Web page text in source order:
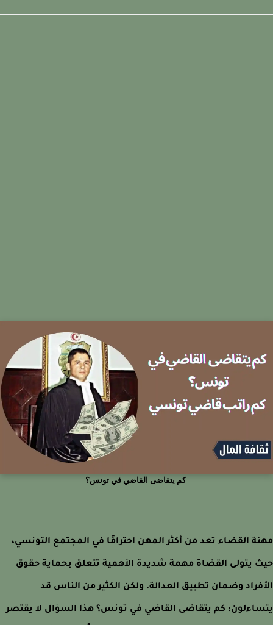
كم يتقاضى القاضي في تونس؟
القضاء تعد من أكثر المهن احترامًا في المجتمع التونسي،
يتولى القضاة مهمة شديدة الأهمية تتعلق بحماية حقوق
وضمان تطبيق العدالة. ولكن الكثير من الناس قد
كم يتقاضى القاضي في تونس؟ هذا السؤال لا يقتصر